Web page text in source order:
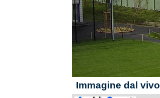
Immagine dal vivo